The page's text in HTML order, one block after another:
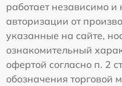
работает независимо
авторизации от
указанные на сайте,
ознакомительный
офертой согласно п. 2
обозначения торговой